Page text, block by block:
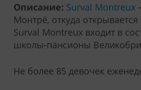
Описание: Surval Montreux
Монтрё, откуда
Surval Montreux входит в
школы-пансионы
Не более 85 девочек